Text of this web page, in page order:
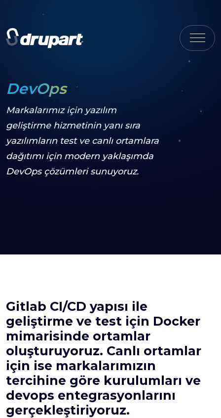
DevOps
Markalarımız için yazılım
geliştirme hizmetinin yanı sıra
yazılımların test ve canlı ortamlara
dağıtımı için modern yaklaşımda
DevOps çözümleri sunuyoruz.
Gitlab CI/CD yapısı ile
geliştirme ve test için Docker
mimarisinde ortamlar
oluşturuyoruz. Canlı ortamlar
için ise markalarımızın
tercihine göre kurulumları ve
devops entegrasyonlarını
gerçekleştiriyoruz.